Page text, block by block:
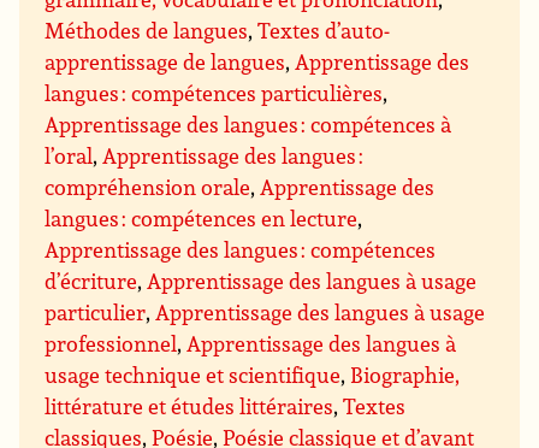
Méthodes de langues,Textes d’auto-
apprentissage de langues,Apprentissage des
langues : compétences particulières,
Apprentissage des langues : compétences à
l’oral,Apprentissage des langues :
compréhension orale,Apprentissage des
langues : compétences en lecture,
Apprentissage des langues : compétences
d’écriture,Apprentissage des langues à usage
particulier,Apprentissage des langues à usage
professionnel,Apprentissage des langues à
usage technique et scientifique, Biographie,
littérature et études littéraires,Textes
classiques,Poésie,Poésie classique et d’avant